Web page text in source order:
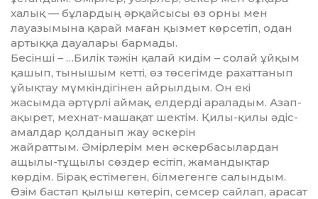
халық — бұлардың әрқайсысы өз орны мен
лауазымына қарай маған қызмет көрсетіп, одан
артыққа дауалары бармады.
Бесінші – …Билік тәжін қалай ки­дім – солай ұйқым
қашып, тынышым кетті, өз төсегімде рахаттанып
ұйық­тау мүмкіндігінен айрылдым. Он екі
жасымда әртүрлі аймақ, ел­дер­ді араладым. Азап-
ақырет, мехнат-машақат шектім. Қилы-қилы әдіс-
амал­дар қолданып жау әскерін
жай­­­раттым. Әмірлерім мен әскер­­ба­сылардан
ащылы-тұщылы сөздер есітіп, жамандықтар
көрдім. Бірақ естімеген, білмегенге салындым.
Өзім бастап қылыш көтеріп, семсер сай­лап, арасат